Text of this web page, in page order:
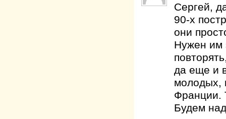
Сергей,
90-х
они
Нужен им
да еще и
молодых,
Франции.
Будем